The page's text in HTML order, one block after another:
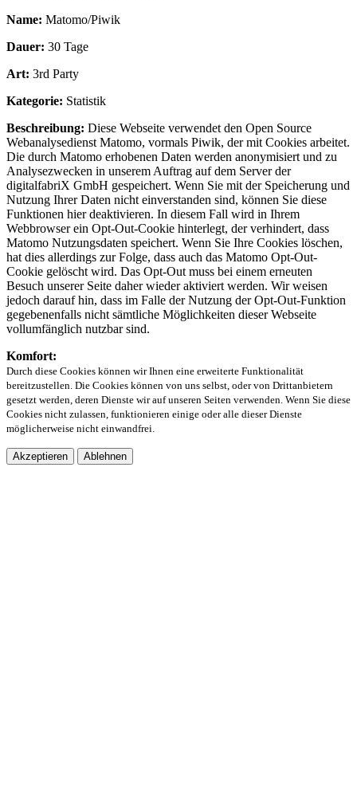
Name: Matomo/Piwik
Dauer: 30 Tage
Art: 3rd Party
Kategorie: Statistik
Beschreibung: Diese Webseite verwendet den Open Source
Webanalysedienst Matomo, vormals Piwik, der mit Cookies arbeitet.
Die durch Matomo erhobenen Daten werden anonymisiert und zu
Analysezwecken in unserem Auftrag auf dem Server der
digitalfabriX GmbH gespeichert. Wenn Sie mit der Speicherung und
Nutzung Ihrer Daten nicht einverstanden sind, können Sie diese
Funktionen hier deaktivieren. In diesem Fall wird in Ihrem
Webbrowser ein Opt-Out-Cookie hinterlegt, der verhindert, dass
Matomo Nutzungsdaten speichert. Wenn Sie Ihre Cookies löschen,
hat dies allerdings zur Folge, dass auch das Matomo Opt-Out-
Cookie gelöscht wird. Das Opt-Out muss bei einem erneuten
Besuch unserer Seite daher wieder aktiviert werden. Wir weisen
jedoch darauf hin, dass im Falle der Nutzung der Opt-Out-Funktion
gegebenenfalls nicht sämtliche Möglichkeiten dieser Webseite
vollumfänglich nutzbar sind.
Komfort:
Durch diese Cookies können wir Ihnen eine erweiterte Funktionalität
bereitzustellen. Die Cookies können von uns selbst, oder von Drittanbietern
gesetzt werden, deren Dienste wir auf unseren Seiten verwenden. Wenn Sie diese
Cookies nicht zulassen, funktionieren einige oder alle dieser Dienste
möglicherweise nicht einwandfrei.
Akzeptieren Ablehnen